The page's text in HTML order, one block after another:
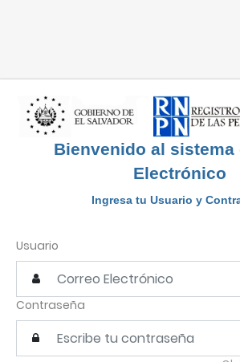
Bienvenido al sistema
Electrónico
Ingresa tu Usuario y
Usuario
Contraseña